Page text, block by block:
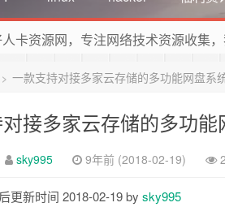
卡资源网，专注网络技术资源收集
> 一款支持对接多家云存储的多功能网盘系
接多家云存储的多功
sky995 9年前 (2018-02-19)
更新时间 2018-02-19 by sky995